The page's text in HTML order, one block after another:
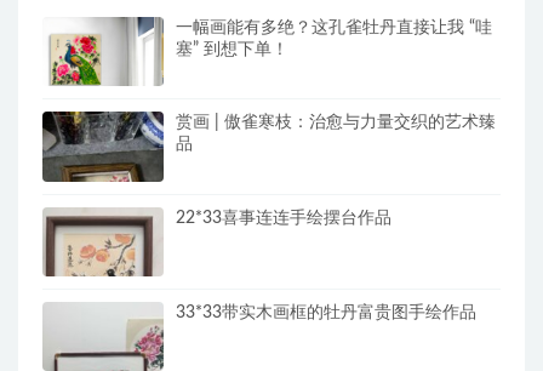
一幅画能有多绝？这孔雀牡丹直接让我 “哇
塞” 到想下单！
赏画 | 傲雀寒枝：治愈与力量交织的艺术臻
品
22*33喜事连连手绘摆台作品
33*33带实木画框的牡丹富贵图手绘作品